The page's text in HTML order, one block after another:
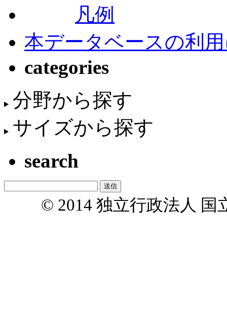
凡例
本データベースの利
categories
分野から探す
サイズから探す
search
© 2014 独立行政法人 国